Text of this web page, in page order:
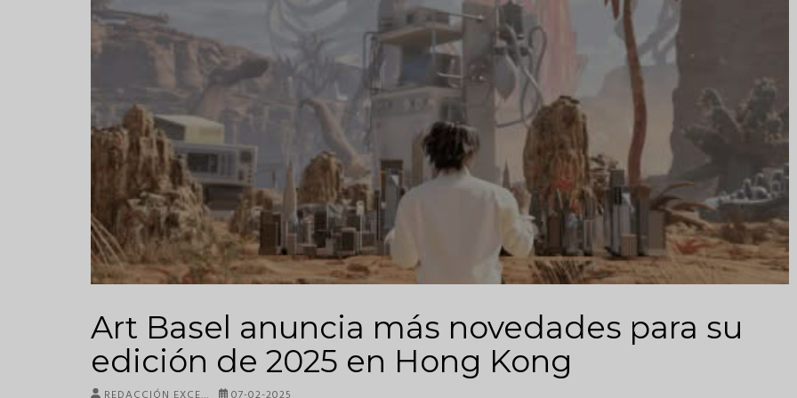
Art Basel anuncia más novedades para su
edición de 2025 en Hong Kong